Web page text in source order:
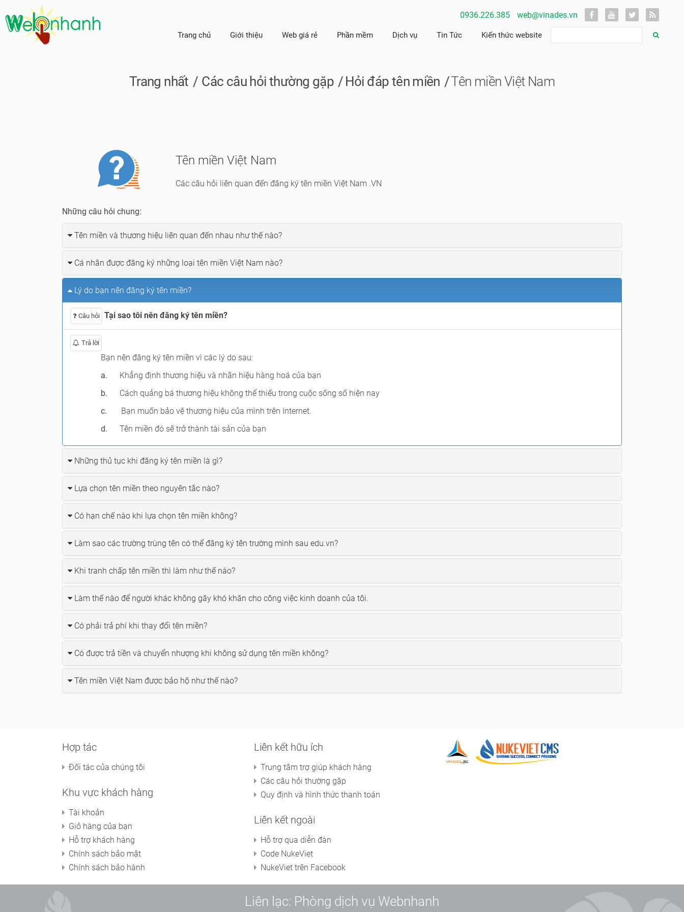
0936.226.385 web@vinades.vn
Trang chủ Giới thiệu Web giá rẻ Phần mềm Dịch vụ Tin Tức Kiến thức website
Trang nhất Các câu hỏi thường gặp Hỏi đáp tên miền Tên miền Việt Nam
Tên miền Việt Nam
Các câu hỏi liên quan đến đăng ký tên miền Việt Nam .VN
Những câu hỏi chung:
Tên miền và thương hiệu liên quan đến nhau như thế nào?
Cá nhân được đăng ký những loại tên miền Việt Nam nào?
Lý do bạn nên đăng ký tên miền?
Câu hỏi Tại sao tôi nên đăng ký tên miền?
Trả lời
Bạn nên đăng ký tên miền vì các lý do sau:
a. Khẳng định thương hiệu và nhãn hiệu hàng hoá của bạn
b. Cách quảng bá thương hiệu không thể thiếu trong cuộc sống số hiện nay
c. Bạn muốn bảo vệ thương hiệu của mình trên Internet.
d. Tên miền đó sẽ trở thành tài sản của bạn
Những thủ tục khi đăng ký tên miền là gì?
Lựa chọn tên miền theo nguyên tắc nào?
Có hạn chế nào khi lựa chọn tên miền không?
Làm sao các trường trùng tên có thể đăng ký tên trường mình sau edu.vn?
Khi tranh chấp tên miền thì làm như thế nào?
Làm thế nào để người khác không gây khó khăn cho công việc kinh doanh của tôi.
Có phải trả phí khi thay đổi tên miền?
Có được trả tiền và chuyển nhượng khi không sử dụng tên miền không?
Tên miền Việt Nam được bảo hộ như thế nào?
Hợp tác
Đối tác của chúng tôi
Khu vực khách hàng
Tài khoản
Giỏ hàng của bạn
Hỗ trợ khách hàng
Chính sách bảo mật
Chính sách bảo hành
Liên kết hữu ích
Trung tâm trợ giúp khách hàng
Các câu hỏi thường gặp
Quy định và hình thức thanh toán
Liên kết ngoài
Hỗ trợ qua diễn đàn
Code NukeViet
NukeViet trên Facebook
Liên lạc: Phòng dịch vụ Webnhanh